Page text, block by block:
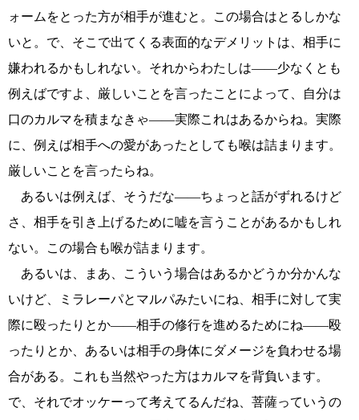
ォームをとった方が相手が進むと。この場合はとるしかな
いと。で、そこで出てくる表面的なデメリットは、相手に
嫌われるかもしれない。それからわたしは――少なくとも
例えばですよ、厳しいことを言ったことによって、自分は
口のカルマを積まなきゃ――実際これはあるからね。実際
に、例えば相手への愛があったとしても喉は詰まります。
厳しいことを言ったらね。
あるいは例えば、そうだな――ちょっと話がずれるけど
さ、相手を引き上げるために嘘を言うことがあるかもしれ
ない。この場合も喉が詰まります。
あるいは、まあ、こういう場合はあるかどうか分かんな
いけど、ミラレーパとマルパみたいにね、相手に対して実
際に殴ったりとか――相手の修行を進めるためにね――殴
ったりとか、あるいは相手の身体にダメージを負わせる場
合がある。これも当然やった方はカルマを背負います。
で、それでオッケーって考えてるんだね、菩薩っていうの